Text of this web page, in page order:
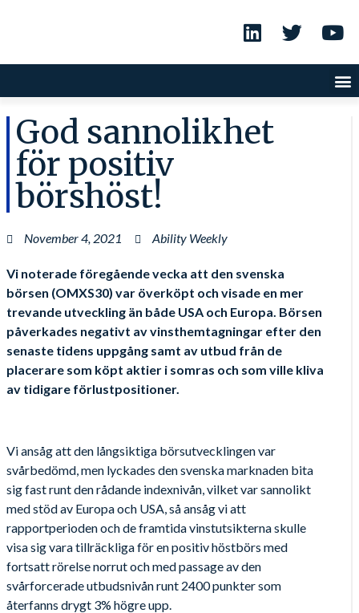
God sannolikhet
för positiv
börshöst!
November 4, 2021 Ability Weekly
Vi noterade föregående vecka att den svenska
börsen (OMXS30) var överköpt och visade en mer
trevande utveckling än både USA och Europa. Börsen
påverkades negativt av vinsthemtagningar efter den
senaste tidens uppgång samt av utbud från de
placerare som köpt aktier i somras och som ville kliva
av tidigare förlustpositioner.
Vi ansåg att den långsiktiga börsutvecklingen var
svårbedömd, men lyckades den svenska marknaden bita
sig fast runt den rådande indexnivån, vilket var sannolikt
med stöd av Europa och USA, så ansåg vi att
rapportperioden och de framtida vinstutsikterna skulle
visa sig vara tillräckliga för en positiv höstbörs med
fortsatt rörelse norrut och med passage av den
svårforcerade utbudsnivån runt 2400 punkter som
återfanns drygt 3% högre upp.